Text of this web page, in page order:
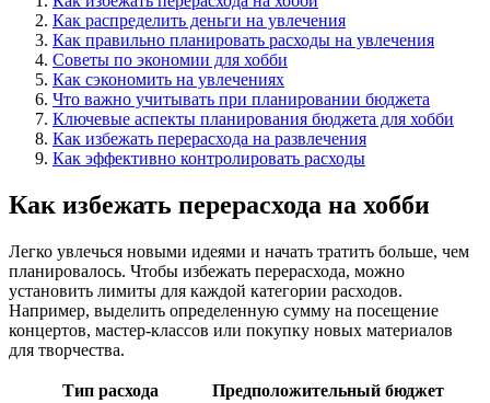
Как распределить деньги на увлечения
Как правильно планировать расходы на увлечения
Советы по экономии для хобби
Как сэкономить на увлечениях
Что важно учитывать при планировании бюджета
Ключевые аспекты планирования бюджета для хобби
Как избежать перерасхода на развлечения
Как эффективно контролировать расходы
Как избежать перерасхода на хобби
Легко увлечься новыми идеями и начать тратить больше, чем
планировалось. Чтобы избежать перерасхода, можно
установить лимиты для каждой категории расходов.
Например, выделить определенную сумму на посещение
концертов, мастер-классов или покупку новых материалов
для творчества.
Тип расхода
Предположительный бюджет